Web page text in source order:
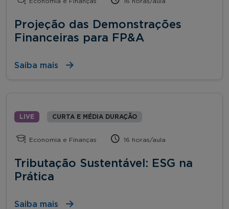
Projeção das Demonstrações
Financeiras para FP&A
Saiba mais
LIVE CURTA E MÉDIA DURAÇÃO
Economia e Finanças 16 horas/aula
Tributação Sustentável: ESG na
Prática
Saiba mais